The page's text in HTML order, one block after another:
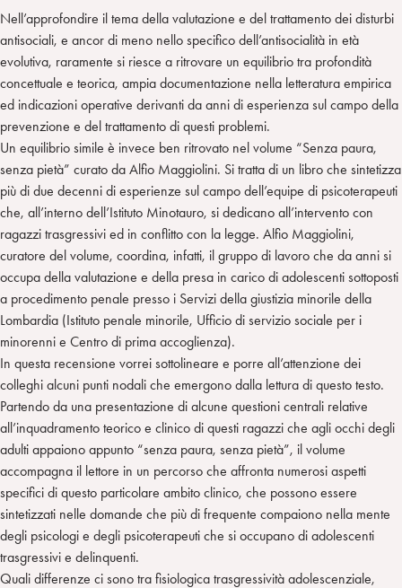
Nell’approfondire il tema della valutazione e del trattamento dei disturbi
antisociali, e ancor di meno nello specifico dell’antisocialità in età
evolutiva, raramente si riesce a ritrovare un equilibrio tra profondità
concettuale e teorica, ampia documentazione nella letteratura empirica
ed indicazioni operative derivanti da anni di esperienza sul campo della
prevenzione e del trattamento di questi problemi.
Un equilibrio simile è invece ben ritrovato nel volume “Senza paura,
senza pietà” curato da Alfio Maggiolini. Si tratta di un libro che sintetizza
più di due decenni di esperienze sul campo dell’equipe di psicoterapeuti
che, all’interno dell’Istituto Minotauro, si dedicano all’intervento con
ragazzi trasgressivi ed in conflitto con la legge. Alfio Maggiolini,
curatore del volume, coordina, infatti, il gruppo di lavoro che da anni si
occupa della valutazione e della presa in carico di adolescenti sottoposti
a procedimento penale presso i Servizi della giustizia minorile della
Lombardia (Istituto penale minorile, Ufficio di servizio sociale per i
minorenni e Centro di prima accoglienza).
In questa recensione vorrei sottolineare e porre all’attenzione dei
colleghi alcuni punti nodali che emergono dalla lettura di questo testo.
Partendo da una presentazione di alcune questioni centrali relative
all’inquadramento teorico e clinico di questi ragazzi che agli occhi degli
adulti appaiono appunto “senza paura, senza pietà”, il volume
accompagna il lettore in un percorso che affronta numerosi aspetti
specifici di questo particolare ambito clinico, che possono essere
sintetizzati nelle domande che più di frequente compaiono nella mente
degli psicologi e degli psicoterapeuti che si occupano di adolescenti
trasgressivi e delinquenti.
Quali differenze ci sono tra fisiologica trasgressività adolescenziale,